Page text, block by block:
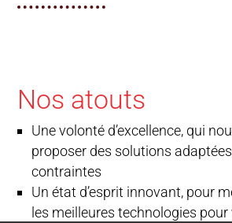
Nos atouts
Une volonté d’excellence, qui
proposer des solutions
contraintes
Un état d’esprit innovant, pour
les meilleures technologies